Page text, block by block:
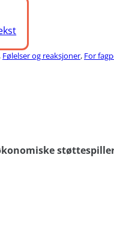
, Følelser og reaksjoner, For